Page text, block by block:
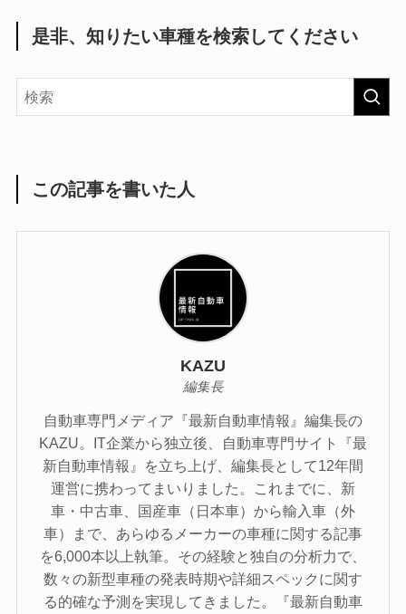
是非、知りたい車種を検索してください
この記事を書いた人
KAZU
編集長
自動車専門メディア『最新自動車情報』編集長の
KAZU。IT企業から独立後、自動車専門サイト『最
新自動車情報』を立ち上げ、編集長として12年間
運営に携わってまいりました。これまでに、新
車・中古車、国産車（日本車）から輸入車（外
車）まで、あらゆるメーカーの車種に関する記事
を6,000本以上執筆。その経験と独自の分析力で、
数々の新型車種の発表時期や詳細スペックに関す
る的確な予測を実現してきました。『最新自動車